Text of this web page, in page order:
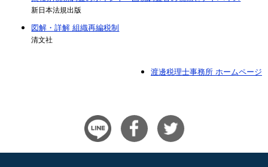
新日本法規出版
図解・詳解 組織再編税制
清文社
渡邊税理士事務所 ホームページ